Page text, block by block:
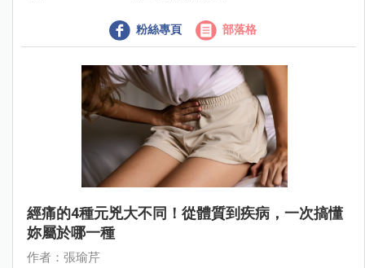
粉絲專頁 部落格
經痛的4種元兇大不同！從體質到疾病，一次搞懂
妳屬於哪一種
作者：張瑜芹